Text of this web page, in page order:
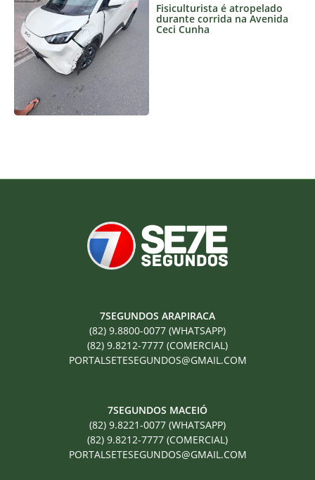
Fisiculturista é atropelado
durante corrida na Avenida
Ceci Cunha
7SEGUNDOS ARAPIRACA
(82) 9.8800-0077 (WHATSAPP)
(82) 9.8212-7777 (COMERCIAL)
PORTALSETESEGUNDOS@GMAIL.COM
7SEGUNDOS MACEIÓ
(82) 9.8221-0077 (WHATSAPP)
(82) 9.8212-7777 (COMERCIAL)
PORTALSETESEGUNDOS@GMAIL.COM